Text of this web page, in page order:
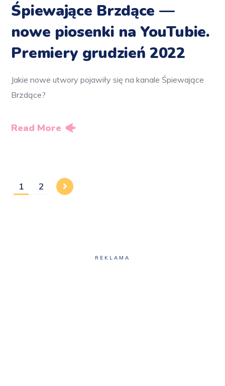
Śpiewające Brzdące —
nowe piosenki na YouTubie.
Premiery grudzień 2022
Jakie nowe utwory pojawiły się na kanale Śpiewające
Brzdące?
Read More
1 2
REKLAMA